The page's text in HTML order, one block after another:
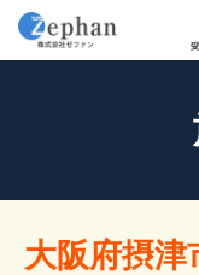
大阪府摂津